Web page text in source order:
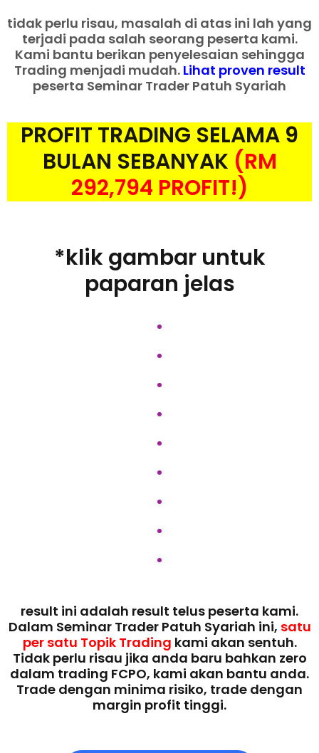
tidak perlu risau, masalah di atas ini lah yang
terjadi pada salah seorang peserta kami.
Kami bantu berikan penyelesaian sehingga
Trading menjadi mudah. Lihat proven result
peserta Seminar Trader Patuh Syariah
PROFIT TRADING SELAMA 9
BULAN SEBANYAK (RM
292,794 PROFIT!)
*klik gambar untuk
paparan jelas
result ini adalah result telus peserta kami.
Dalam Seminar Trader Patuh Syariah ini, satu
per satu Topik Trading kami akan sentuh.
Tidak perlu risau jika anda baru bahkan zero
dalam trading FCPO, kami akan bantu anda.
Trade dengan minima risiko, trade dengan
margin profit tinggi.